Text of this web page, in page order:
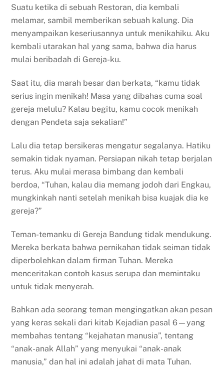
Suatu ketika di sebuah Restoran, dia kembali
melamar, sambil memberikan sebuah kalung. Dia
menyampaikan keseriusannya untuk menikahiku. Aku
kembali utarakan hal yang sama, bahwa dia harus
mulai beribadah di Gereja-ku.
Saat itu, dia marah besar dan berkata, “kamu tidak
serius ingin menikah! Masa yang dibahas cuma soal
gereja melulu? Kalau begitu, kamu cocok menikah
dengan Pendeta saja sekalian!”
Lalu dia tetap bersikeras mengatur segalanya. Hatiku
semakin tidak nyaman. Persiapan nikah tetap berjalan
terus. Aku mulai merasa bimbang dan kembali
berdoa, “Tuhan, kalau dia memang jodoh dari Engkau,
mungkinkah nanti setelah menikah bisa kuajak dia ke
gereja?”
Teman-temanku di Gereja Bandung tidak mendukung.
Mereka berkata bahwa pernikahan tidak seiman tidak
diperbolehkan dalam firman Tuhan. Mereka
menceritakan contoh kasus serupa dan memintaku
untuk tidak menyerah.
Bahkan ada seorang teman mengingatkan akan pesan
yang keras sekali dari kitab Kejadian pasal 6—yang
membahas tentang “kejahatan manusia”, tentang
“anak-anak Allah” yang menyukai “anak-anak
manusia,” dan hal ini adalah jahat di mata Tuhan.